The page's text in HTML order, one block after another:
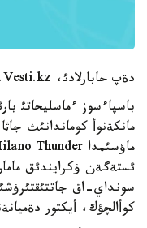
دةپ حابارلادئ، Vesti.kz.
باسپاءسوز ءماسليحاتئ
مانكةنوأ كوماندانئث
ئستةگةن ؤكرايندئق
سونداي-اق
كوأالچؤك، أيكتور